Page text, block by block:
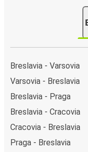
Breslavia - Varsovia
Varsovia - Breslavia
Breslavia - Praga
Breslavia - Cracovia
Cracovia - Breslavia
Praga - Breslavia